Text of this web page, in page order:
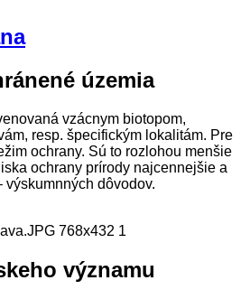
územia
vzácnym biotopom,
resp. špecifickým lokalitám. Pre
ochrany. Sú to rozlohou menšie
ochrany prírody najcennejšie a
dôvodov.
významu